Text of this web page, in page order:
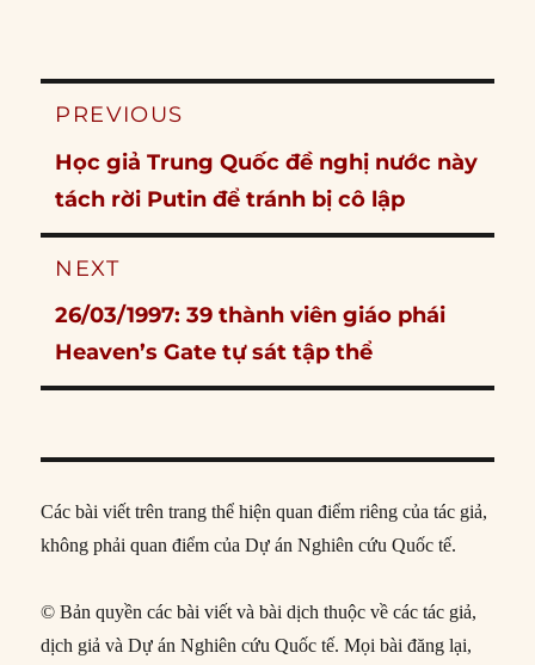
Post
PREVIOUS
Previous
post:
Học giả Trung Quốc đề nghị nước này
tách rời Putin để tránh bị cô lập
NEXT
Next
post:
26/03/1997: 39 thành viên giáo phái
Heaven’s Gate tự sát tập thể
Các bài viết trên trang thể hiện quan điểm riêng của tác giả,
không phải quan điểm của Dự án Nghiên cứu Quốc tế.
© Bản quyền các bài viết và bài dịch thuộc về các tác giả,
dịch giả và Dự án Nghiên cứu Quốc tế. Mọi bài đăng lại,